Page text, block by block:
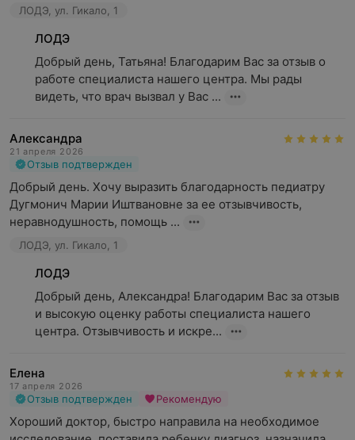
ЛОДЭ, ул. Гикало, 1
ЛОДЭ
Добрый день, Татьяна! Благодарим Вас за отзыв о
работе специалиста нашего центра. Мы рады
видеть, что врач вызвал у Вас ...
Александра
21 апреля 2026
Отзыв подтвержден
Добрый день. Хочу выразить благодарность педиатру
Дугмонич Марии Иштвановне за ее отзывчивость,
неравнодушность, помощь ...
ЛОДЭ, ул. Гикало, 1
ЛОДЭ
Добрый день, Александра! Благодарим Вас за отзыв
и высокую оценку работы специалиста нашего
центра. Отзывчивость и искре...
Елена
17 апреля 2026
Отзыв подтвержден Рекомендую
Хороший доктор, быстро направила на необходимое